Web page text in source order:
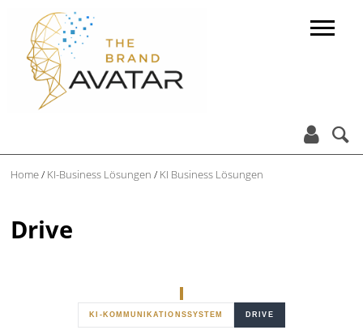
 
Home/ KI-Business Lösungen/ KI Business Lösungen
Drive
KI-KOMMUNIKATIONSSYSTEM DRIVE